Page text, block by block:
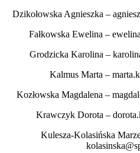
Dzikołowska Agnieszka –
Fałkowska Ewelina –
Grodzicka Karolina –
Kalmus Marta –
Kozłowska Magdalena –
Krawczyk Dorota –
Kulesza-Kolasińska